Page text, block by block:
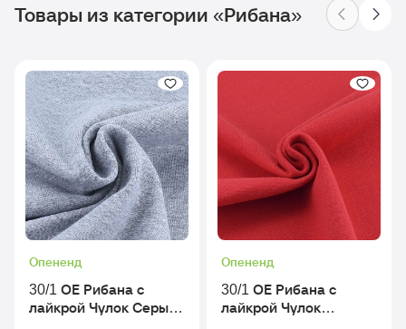
Товары из категории «Рибана»
Опененд
30/1 ОЕ Рибана с
лайкрой Чулок Серый-
Опененд
30/1 ОЕ Рибана с
лайкрой Чулок